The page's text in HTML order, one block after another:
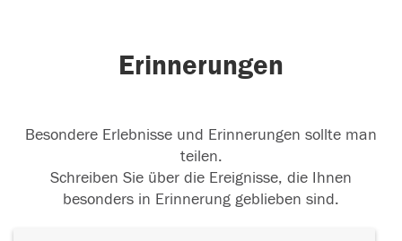
Erinnerungen
Besondere Erlebnisse und Erinnerungen sollte man
teilen.
Schreiben Sie über die Ereignisse, die Ihnen
besonders in Erinnerung geblieben sind.